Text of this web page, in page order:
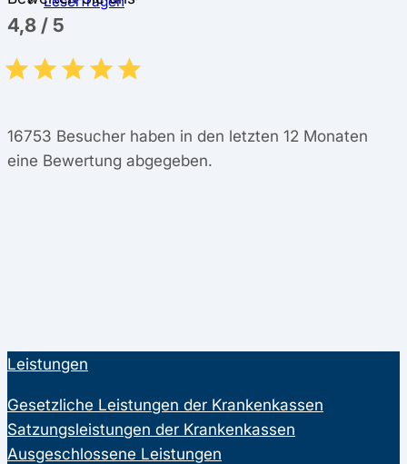
4,8 / 5
16753 Besucher haben in den letzten 12 Monaten
eine Bewertung abgegeben.
Leistungen
Gesetzliche Leistungen der Krankenkassen
Satzungsleistungen der Krankenkassen
Ausgeschlossene Leistungen